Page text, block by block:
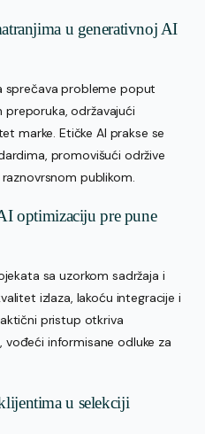
u generativnoj AI
sprečava probleme poput
preporuka, održavajući
marke. Etičke AI prakse se
promovišući održive
publikom.
optimizaciju pre pune
sa uzorkom sadržaja i
izlaza, lakoću integracije i
pristup otkriva
informisane odluke za
u selekciji